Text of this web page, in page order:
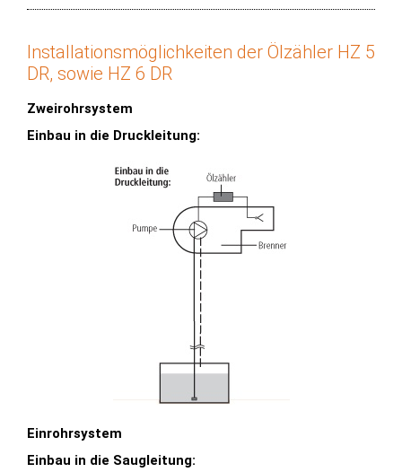
Installationsmöglichkeiten der Ölzähler HZ 5
DR, sowie HZ 6 DR
Zweirohrsystem
Einbau in die Druckleitung:
Einrohrsystem
Einbau in die Saugleitung: